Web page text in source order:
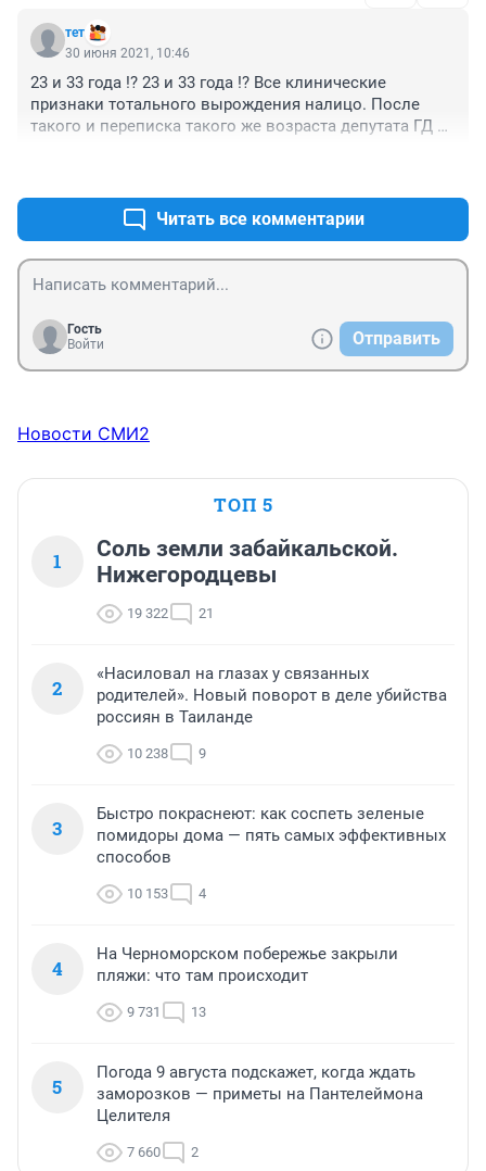
тет
30 июня 2021, 10:46
23 и 33 года !? 23 и 33 года !? Все клинические
признаки тотального вырождения налицо. После
такого и переписка такого же возраста депутата ГД и
общества и времени.Читать все комментарии
Гость
Войти
Отправить
Новости СМИ2
ТОП 5
1
Соль земли забайкальской.
Нижегородцевы
19 322 21
2
«Насиловал на глазах у связанных
родителей». Новый поворот в деле убийства
россиян в Таиланде
10 238 9
3
Быстро покраснеют: как соспеть зеленые
помидоры дома — пять самых эффективных
способов
10 153 4
4
На Черноморском побережье закрыли
пляжи: что там происходит
9 731 13
5
Погода 9 августа подскажет, когда ждать
заморозков — приметы на Пантелеймона
Целителя
7 660 2